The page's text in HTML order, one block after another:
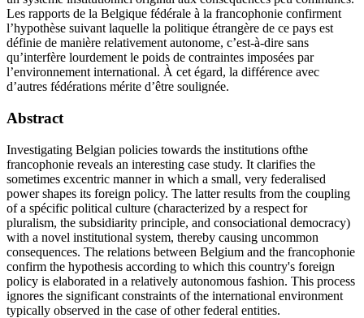
Les rapports de la Belgique fédérale à la francophonie confirment
l’hypothèse suivant laquelle la politique étrangère de ce pays est
définie de manière relativement autonome, c’est-à-dire sans
qu’interfère lourdement le poids de contraintes imposées par
l’environnement international. À cet égard, la différence avec
d’autres fédérations mérite d’être soulignée.
Abstract
Investigating Belgian policies towards the institutions ofthe
francophonie reveals an interesting case study. It clarifies the
sometimes excentric manner in which a small, very federalised
power shapes its foreign policy. The latter results from the coupling
of a spécific political culture (characterized by a respect for
pluralism, the subsidiarity principle, and consociational democracy)
with a novel institutional system, thereby causing uncommon
consequences. The relations between Belgium and the francophonie
confirm the hypothesis according to which this country's foreign
policy is elaborated in a relatively autonomous fashion. This process
ignores the significant constraints of the international environment
typically observed in the case of other federal entities.